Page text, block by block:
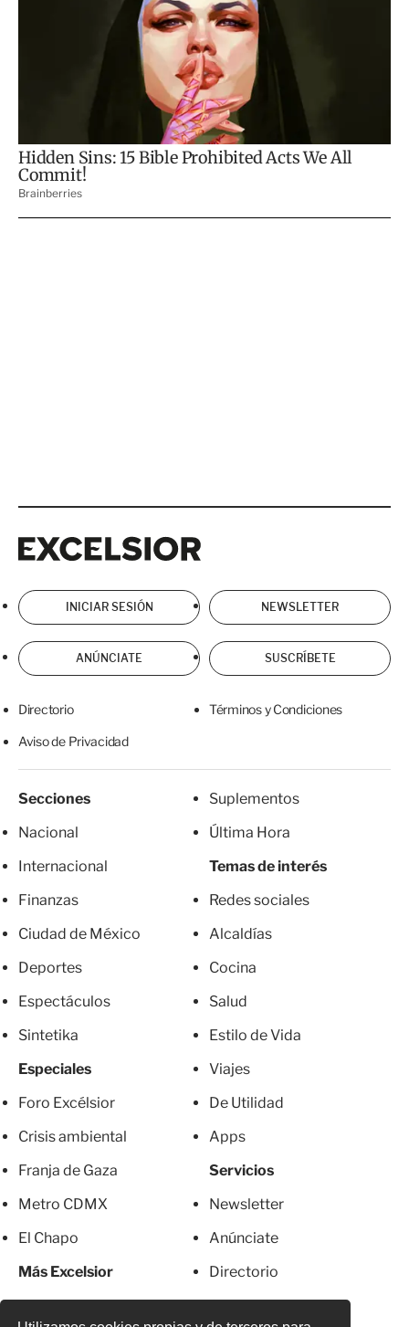
INICIAR SESIÓN NEWSLETTER
ANÚNCIATE SUSCRÍBETE
Directorio Términos y Condiciones
Aviso de Privacidad
Secciones
Nacional
Internacional
Finanzas
Ciudad de México
Deportes
Espectáculos
Sintetika
Especiales
Foro Excélsior
Crisis ambiental
Franja de Gaza
Metro CDMX
El Chapo
Más Excelsior
Suplementos
Última Hora
Temas de interés
Redes sociales
Alcaldías
Cocina
Salud
Estilo de Vida
Viajes
De Utilidad
Apps
Servicios
Newsletter
Anúnciate
Directorio